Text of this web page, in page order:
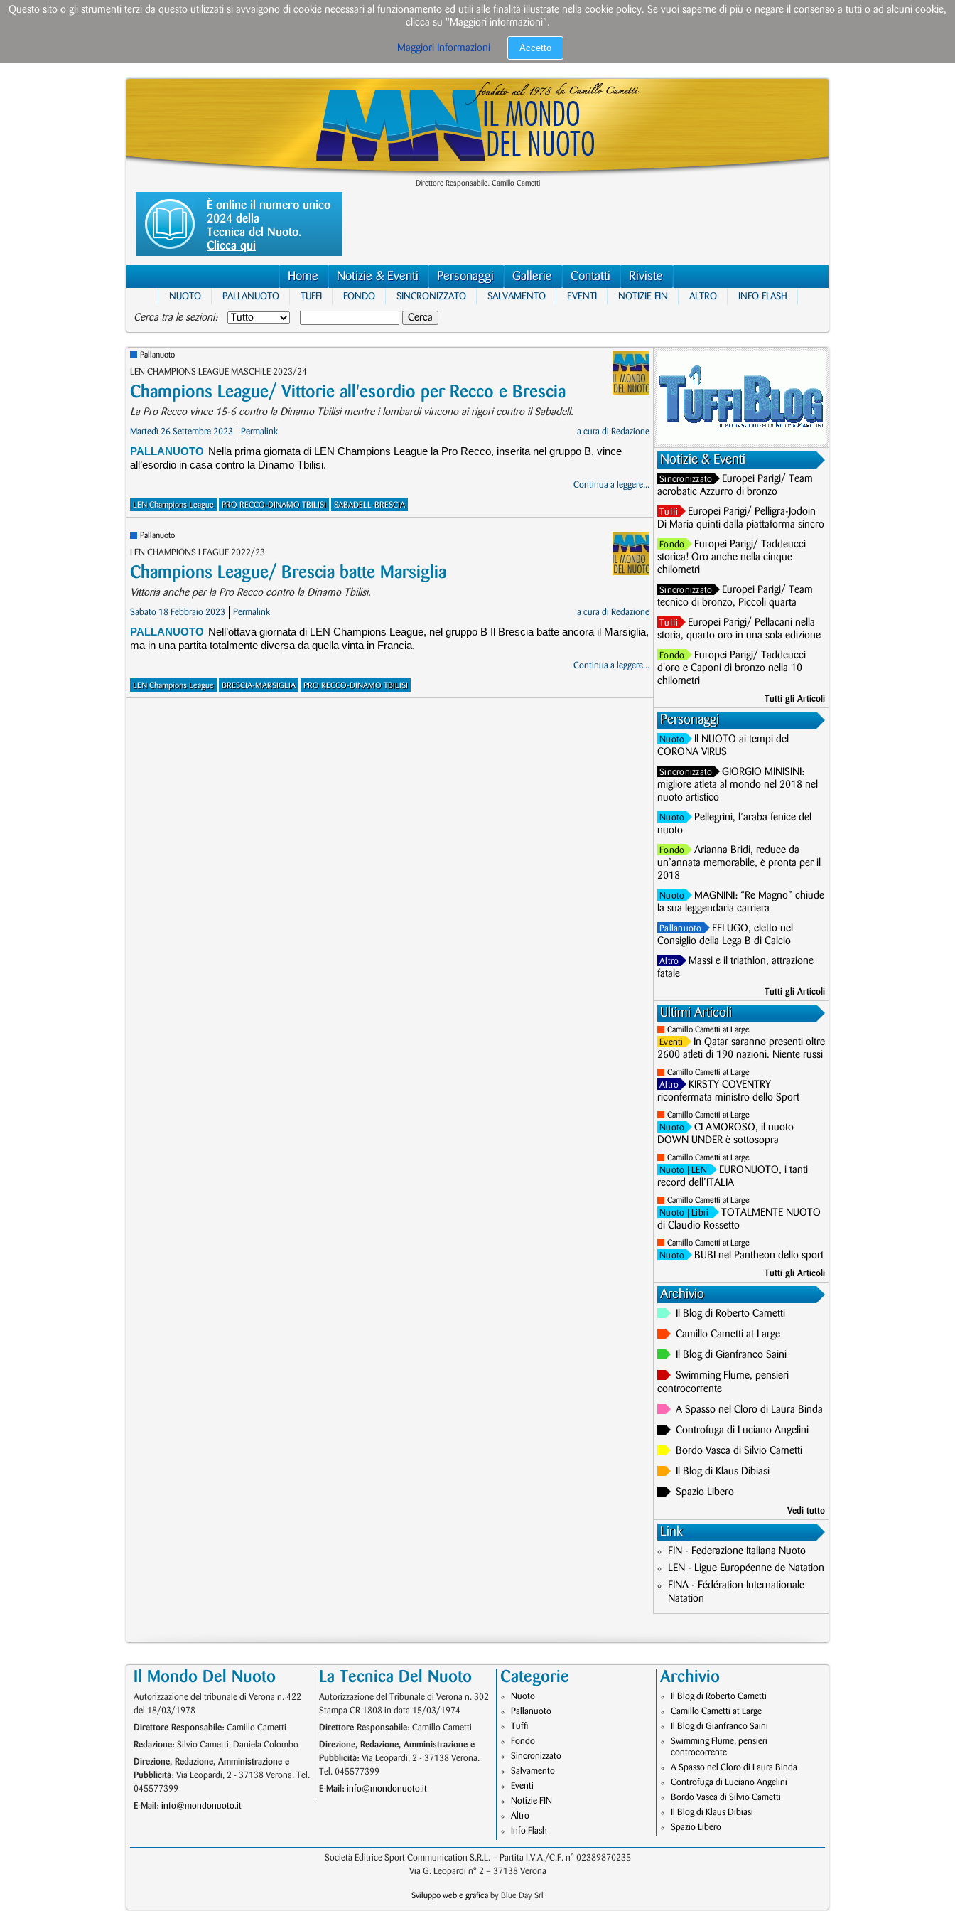
Direttore Responsabile: Camillo Cametti
È online il numero unico
2024 della
Tecnica del Nuoto.
Clicca qui
Home Notizie & Eventi Personaggi Gallerie Contatti Riviste
NUOTO PALLANUOTO TUFFI FONDO SINCRONIZZATO SALVAMENTO EVENTI NOTIZIE FIN ALTRO INFO FLASH
Cerca tra le sezioni:
Pallanuoto
LEN CHAMPIONS LEAGUE MASCHILE 2023/24
Champions League/ Vittorie all'esordio per Recco e Brescia
La Pro Recco vince 15-6 contro la Dinamo Tbilisi mentre i lombardi vincono ai rigori contro il Sabadell.
Martedì 26 Settembre 2023 Permalink a cura di Redazione
PALLANUOTO Nella prima giornata di LEN Champions League la Pro Recco, inserita nel gruppo B, vince
all’esordio in casa contro la Dinamo Tbilisi.
Continua a leggere...
LEN Champions League PRO RECCO-DINAMO TBILISI SABADELL-BRESCIA
Pallanuoto
LEN CHAMPIONS LEAGUE 2022/23
Champions League/ Brescia batte Marsiglia
Vittoria anche per la Pro Recco contro la Dinamo Tbilisi.
Sabato 18 Febbraio 2023 Permalink a cura di Redazione
PALLANUOTO Nell’ottava giornata di LEN Champions League, nel gruppo B Il Brescia batte ancora il Marsiglia,
ma in una partita totalmente diversa da quella vinta in Francia.
Continua a leggere...
LEN Champions League BRESCIA-MARSIGLIA PRO RECCO-DINAMO TBILISI
Notizie & Eventi
Sincronizzato
Europei Parigi/ Team
acrobatic Azzurro di bronzo
Tuffi
Europei Parigi/ Pelligra-Jodoin
Di Maria quinti dalla piattaforma sincro
Fondo
Europei Parigi/ Taddeucci
storica! Oro anche nella cinque
chilometri
Sincronizzato
Europei Parigi/ Team
tecnico di bronzo, Piccoli quarta
Tuffi
Europei Parigi/ Pellacani nella
storia, quarto oro in una sola edizione
Fondo
Europei Parigi/ Taddeucci
d'oro e Caponi di bronzo nella 10
chilometri
Tutti gli Articoli
Personaggi
Nuoto
Il NUOTO ai tempi del
CORONA VIRUS
Sincronizzato
GIORGIO MINISINI:
migliore atleta al mondo nel 2018 nel
nuoto artistico
Nuoto
Pellegrini, l’araba fenice del
nuoto
Fondo
Arianna Bridi, reduce da
un’annata memorabile, è pronta per il
2018
Nuoto
MAGNINI: “Re Magno” chiude
la sua leggendaria carriera
Pallanuoto
FELUGO, eletto nel
Consiglio della Lega B di Calcio
Altro
Massi e il triathlon, attrazione
fatale
Tutti gli Articoli
Ultimi Articoli
Camillo Cametti at Large
Eventi
In Qatar saranno presenti oltre
2600 atleti di 190 nazioni. Niente russi
Camillo Cametti at Large
Altro
KIRSTY COVENTRY
riconfermata ministro dello Sport
Camillo Cametti at Large
Nuoto
CLAMOROSO, il nuoto
DOWN UNDER è sottosopra
Camillo Cametti at Large
Nuoto | LEN
EURONUOTO, i tanti
record dell’ITALIA
Camillo Cametti at Large
Nuoto | Libri
TOTALMENTE NUOTO
di Claudio Rossetto
Camillo Cametti at Large
Nuoto BUBI nel Pantheon dello sport
Tutti gli Articoli
Archivio
Il Blog di Roberto Cametti
Camillo Cametti at Large
Il Blog di Gianfranco Saini
Swimming Flume, pensieri
controcorrente
A Spasso nel Cloro di Laura Binda
Controfuga di Luciano Angelini
Bordo Vasca di Silvio Cametti
Il Blog di Klaus Dibiasi
Spazio Libero
Vedi tutto
Link
FIN - Federazione Italiana Nuoto
LEN - Ligue Européenne de Natation
FINA - Fédération Internationale
Natation
Il Mondo Del Nuoto
Autorizzazione del tribunale di Verona n. 422
del 18/03/1978
Direttore Responsabile: Camillo Cametti
Redazione: Silvio Cametti, Daniela Colombo
Direzione, Redazione, Amministrazione e
Pubblicità: Via Leopardi, 2 - 37138 Verona. Tel.
045577399
E-Mail: info@mondonuoto.it
La Tecnica Del Nuoto
Autorizzazione del Tribunale di Verona n. 302
Stampa CR 1808 in data 15/03/1974
Direttore Responsabile: Camillo Cametti
Direzione, Redazione, Amministrazione e
Pubblicità: Via Leopardi, 2 - 37138 Verona.
Tel. 045577399
E-Mail: info@mondonuoto.it
Categorie
Nuoto
Pallanuoto
Tuffi
Fondo
Sincronizzato
Salvamento
Eventi
Notizie FIN
Altro
Info Flash
Archivio
Il Blog di Roberto Cametti
Camillo Cametti at Large
Il Blog di Gianfranco Saini
Swimming Flume, pensieri
controcorrente
A Spasso nel Cloro di Laura Binda
Controfuga di Luciano Angelini
Bordo Vasca di Silvio Cametti
Il Blog di Klaus Dibiasi
Spazio Libero
Società Editrice Sport Communication S.R.L. – Partita I.V.A./C.F. n° 02389870235
Via G. Leopardi n° 2 – 37138 Verona
Sviluppo web e grafica by Blue Day Srl
Questo sito o gli strumenti terzi da questo utilizzati si avvalgono di cookie necessari al funzionamento ed utili alle finalità illustrate nella cookie policy. Se vuoi saperne di più o negare il consenso a tutti o ad alcuni cookie,
clicca su "Maggiori informazioni”.
Maggiori Informazioni Accetto